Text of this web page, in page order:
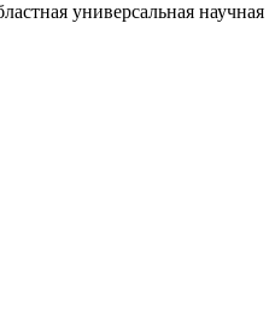
универсальная научная